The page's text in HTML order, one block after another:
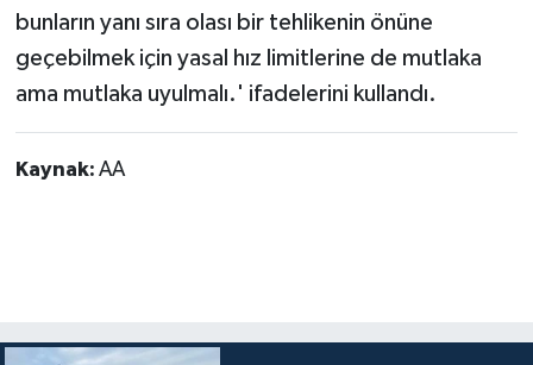
bunların yanı sıra olası bir tehlikenin önüne
geçebilmek için yasal hız limitlerine de mutlaka
ama mutlaka uyulmalı.' ifadelerini kullandı.
Kaynak: AA